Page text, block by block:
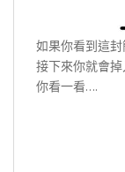
如果你看到這
接下來你就會
你看一看….